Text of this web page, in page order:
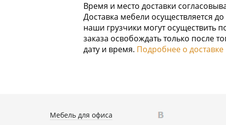
Время и место доставки
Доставка мебели осуществляется
наши грузчики могут осуществить
заказа освобождать только после
дату и время. Подробнее о доставке
Мебель для офиса